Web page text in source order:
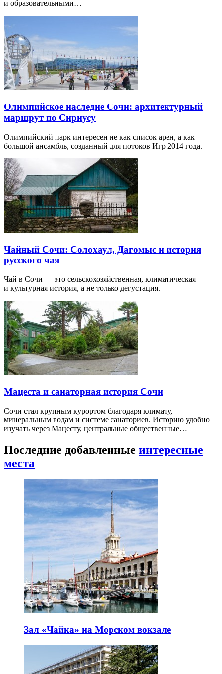
и образовательными…
Олимпийское наследие Сочи: архитектурный
маршрут по Сириусу
Олимпийский парк интересен не как список арен, а как
большой ансамбль, созданный для потоков Игр 2014 года.
Чайный Сочи: Солохаул, Дагомыс и история
русского чая
Чай в Сочи — это сельскохозяйственная, климатическая
и культурная история, а не только дегустация.
Мацеста и санаторная история Сочи
Сочи стал крупным курортом благодаря климату,
минеральным водам и системе санаториев. Историю удобно
изучать через Мацесту, центральные общественные…
Последние добавленные интересные
места
Зал «Чайка» на Морском вокзале